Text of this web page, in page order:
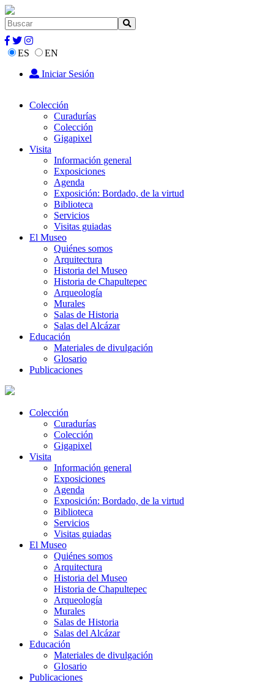
ES
EN
Iniciar Sesión
Colección
Curadurías
Colección
Gigapixel
Visita
Información general
Exposiciones
Agenda
Exposición: Bordado, de la virtud
Biblioteca
Servicios
Visitas guiadas
El Museo
Quiénes somos
Arquitectura
Historia del Museo
Historia de Chapultepec
Arqueología
Murales
Salas de Historia
Salas del Alcázar
Educación
Materiales de divulgación
Glosario
Publicaciones
Colección
Curadurías
Colección
Gigapixel
Visita
Información general
Exposiciones
Agenda
Exposición: Bordado, de la virtud
Biblioteca
Servicios
Visitas guiadas
El Museo
Quiénes somos
Arquitectura
Historia del Museo
Historia de Chapultepec
Arqueología
Murales
Salas de Historia
Salas del Alcázar
Educación
Materiales de divulgación
Glosario
Publicaciones